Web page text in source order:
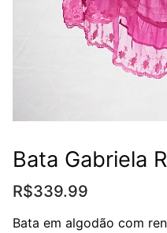
Bata Gabriela
R$339.99
Bata em algodão com